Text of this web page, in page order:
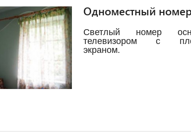
Одноместный
Светлый номер
телевизором с
экраном.